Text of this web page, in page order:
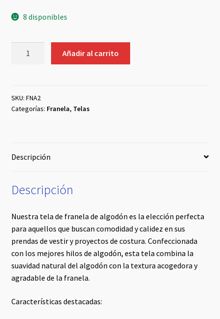
8 disponibles
Añadir al carrito
SKU: FNA2
Categorías: Franela, Telas
Descripción
Descripción
Nuestra tela de franela de algodón es la elección perfecta
para aquellos que buscan comodidad y calidez en sus
prendas de vestir y proyectos de costura. Confeccionada
con los mejores hilos de algodón, esta tela combina la
suavidad natural del algodón con la textura acogedora y
agradable de la franela.
Características destacadas: